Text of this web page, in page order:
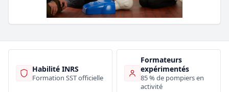
Habilité INRS
Formation SST officielle
Formateurs
expérimentés
85 % de pompiers en
activité